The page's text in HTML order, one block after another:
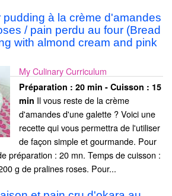
pudding à la crème d'amandes
/ pain perdu au four (Bread
with almond cream and pink
My Culinary Curriculum
Préparation : 20 min - Cuisson : 15
min Il vous reste de la crème
d'amandes d'une galette ? Voici une
recette qui vous permettra de l'utiliser
de façon simple et gourmande. Pour
préparation : 20 mn. Temps de cuisson :
g de pralines roses. Pour...